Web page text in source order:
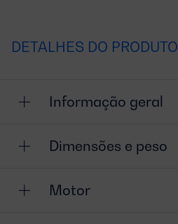
DETALHES DO PRODUTO
Informação geral
Dimensões e peso
Motor